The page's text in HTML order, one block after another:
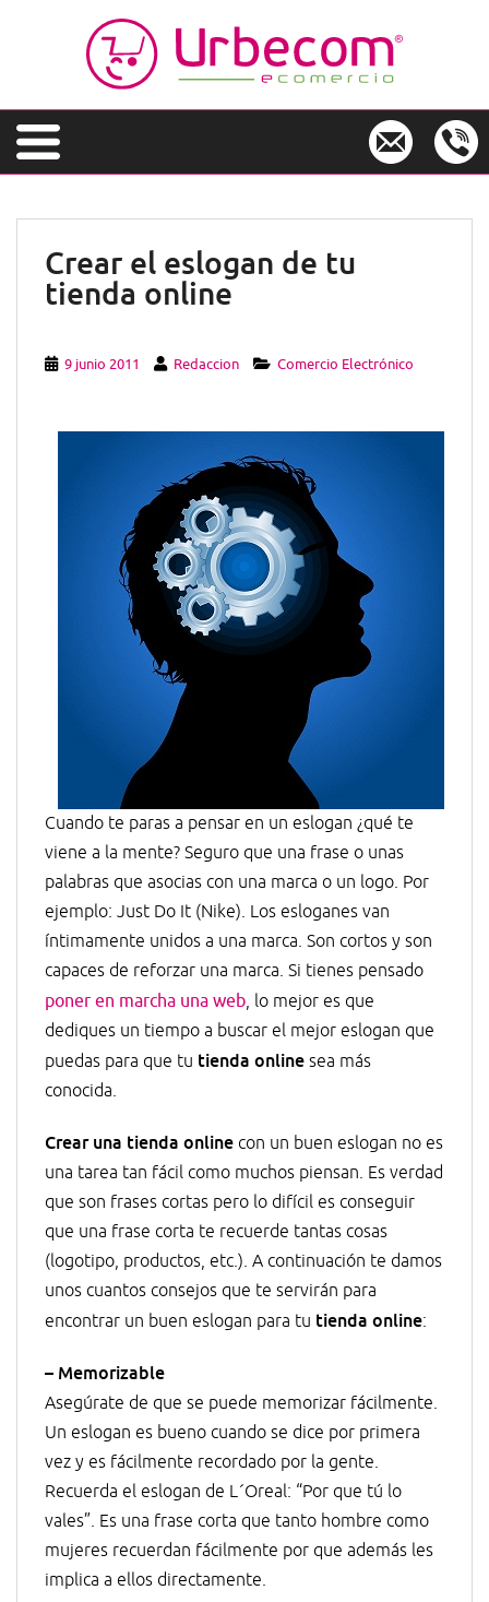
t
Crear el eslogan de tu
tienda online
9 junio 2011 Redaccion Comercio Electrónico
Cuando te paras a pensar en un eslogan ¿qué te
viene a la mente? Seguro que una frase o unas
palabras que asocias con una marca o un logo. Por
ejemplo: Just Do It (Nike). Los esloganes van
íntimamente unidos a una marca. Son cortos y son
capaces de reforzar una marca. Si tienes pensado
poner en marcha una web, lo mejor es que
dediques un tiempo a buscar el mejor eslogan que
puedas para que tu tienda online sea más
conocida.
Crear una tienda online con un buen eslogan no es
una tarea tan fácil como muchos piensan. Es verdad
que son frases cortas pero lo difícil es conseguir
que una frase corta te recuerde tantas cosas
(logotipo, productos, etc.). A continuación te damos
unos cuantos consejos que te servirán para
encontrar un buen eslogan para tu tienda online:
– Memorizable
Asegúrate de que se puede memorizar fácilmente.
Un eslogan es bueno cuando se dice por primera
vez y es fácilmente recordado por la gente.
Recuerda el eslogan de L´Oreal: “Por que tú lo
vales”. Es una frase corta que tanto hombre como
mujeres recuerdan fácilmente por que además les
implica a ellos directamente.